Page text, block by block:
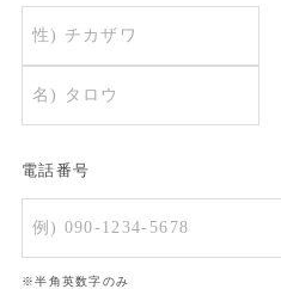
電話番号
※半角英数字のみ